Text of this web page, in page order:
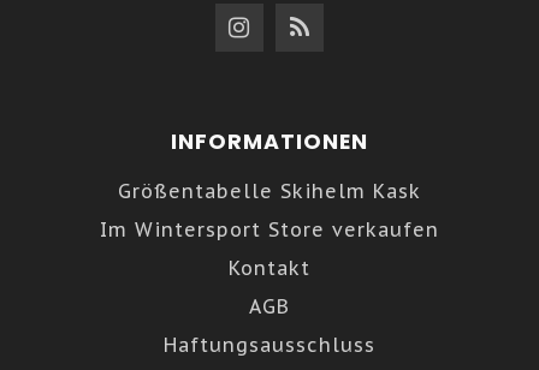
INFORMATIONEN
Größentabelle Skihelm Kask
Im Wintersport Store verkaufen
Kontakt
AGB
Haftungsausschluss